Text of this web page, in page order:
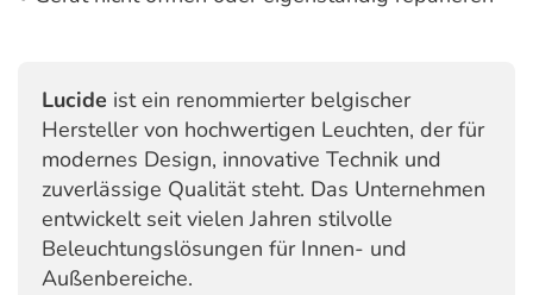
Lucide ist ein renommierter belgischer
Hersteller von hochwertigen Leuchten, der für
modernes Design, innovative Technik und
zuverlässige Qualität steht. Das Unternehmen
entwickelt seit vielen Jahren stilvolle
Beleuchtungslösungen für Innen- und
Außenbereiche.